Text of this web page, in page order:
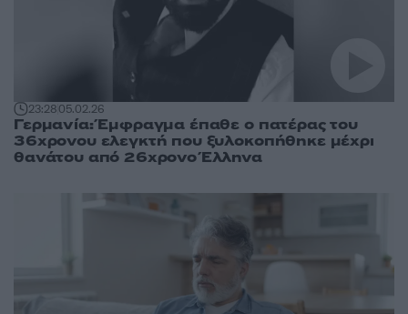
23:2805.02.26
Γερμανία: Έμφραγμα έπαθε ο πατέρας του
36χρονου ελεγκτή που ξυλοκοπήθηκε μέχρι
θανάτου από 26χρονο Έλληνα